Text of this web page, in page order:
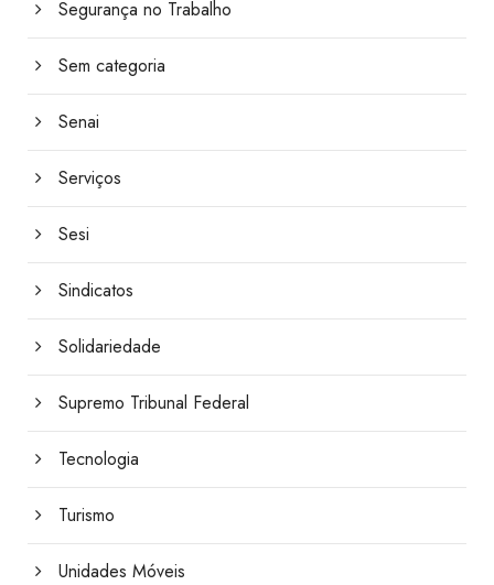
Segurança no Trabalho
Sem categoria
Senai
Serviços
Sesi
Sindicatos
Solidariedade
Supremo Tribunal Federal
Tecnologia
Turismo
Unidades Móveis